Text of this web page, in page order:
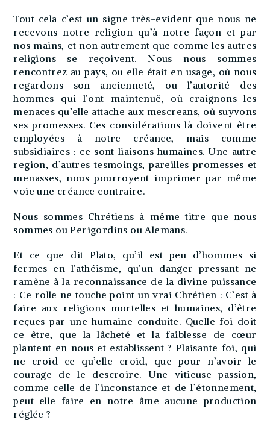
Tout cela c’est un signe très-evident que nous ne
recevons notre religion qu’à notre façon et par
nos mains, et non autrement que comme les autres
religions se reçoivent. Nous nous sommes
rencontrez au pays, ou elle était en usage, où nous
regardons son ancienneté, ou l’autorité des
hommes qui l’ont maintenuë, où craignons les
menaces qu’elle attache aux mescreans, où suyvons
ses promesses. Ces considérations là doivent être
employées à notre créance, mais comme
subsidiaires : ce sont liaisons humaines. Une autre
region, d’autres tesmoings, pareilles promesses et
menasses, nous pourroyent imprimer par même
voie une créance contraire.
Nous sommes Chrétiens à même titre que nous
sommes ou Perigordins ou Alemans.
Et ce que dit Plato, qu’il est peu d’hommes si
fermes en l’athéisme, qu’un danger pressant ne
ramène à la reconnaissance de la divine puissance
: Ce rolle ne touche point un vrai Chrétien : C’est à
faire aux religions mortelles et humaines, d’être
reçues par une humaine conduite. Quelle foi doit
ce être, que la lâcheté et la faiblesse de cœur
plantent en nous et establissent ? Plaisante foi, qui
ne croid ce qu’elle croid, que pour n’avoir le
courage de le descroire. Une vitieuse passion,
comme celle de l’inconstance et de l’étonnement,
peut elle faire en notre âme aucune production
réglée ?